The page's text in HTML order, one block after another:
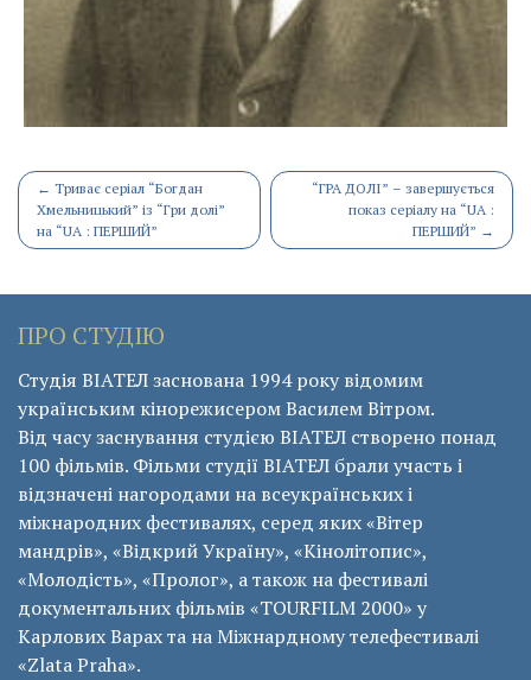
Post
navigation
← Триває серіал “Богдан
Хмельницький” із “Гри долі”
на “UA : ПЕРШИЙ”
“ГРА ДОЛІ” – завершується
показ серіалу на “UA :
ПЕРШИЙ” →
ПРО СТУДІЮ
Студія ВІАТЕЛ заснована 1994 року відомим
українським кінорежисером Василем Вітром.
Від часу заснування студією ВІАТЕЛ створено понад
100 фільмів. Фільми студії ВІАТЕЛ брали участь і
відзначені нагородами на всеукраїнських і
міжнародних фестивалях, серед яких «Вітер
мандрів», «Відкрий Україну», «Кінолітопис»,
«Молодість», «Пролог», а також на фестивалі
документальних фільмів «ТОURFILM 2000» у
Карлових Варах та на Міжнардному телефестивалі
«Zlata Praha».